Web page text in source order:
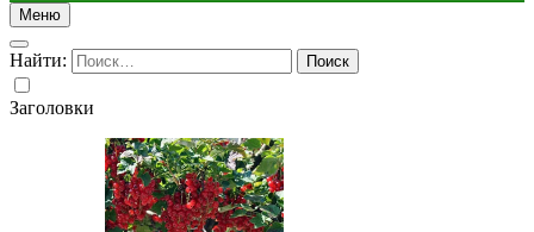
Меню
Найти:
Заголовки